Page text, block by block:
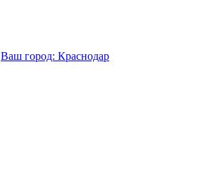
Ваш город: Краснодар